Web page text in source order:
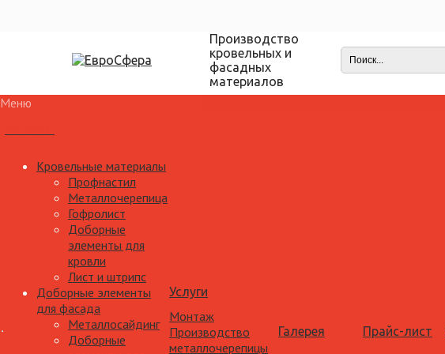
Производство
кровельных и
фасадных
материалов
Меню
Кровельные материалы
Профнастил
Металлочерепица
Гофролист
Доборные
элементы для
кровли
Лист и штрипс
Доборные элементы
для фасада
Металлосайдинг
Доборные
Услуги
Монтаж
Производство
металлочерепицы
Галерея Прайс-лист